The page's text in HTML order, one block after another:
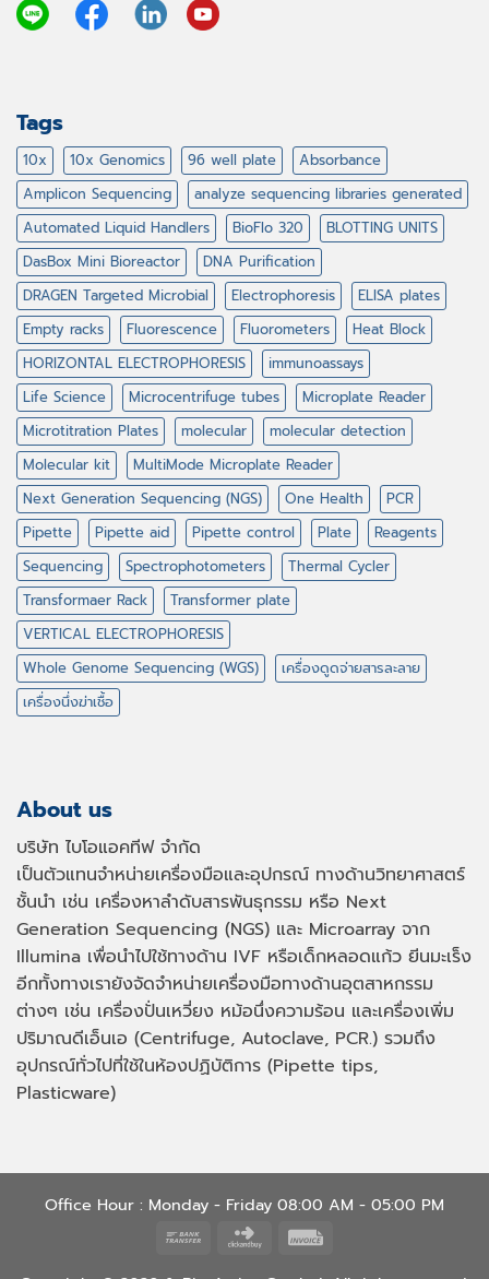
Tags
10x 10x Genomics 96 well plate
Absorbance
Amplicon Sequencing
analyze sequencing libraries generated
Automated Liquid Handlers
BioFlo 320
BLOTTING UNITS
DasBox Mini Bioreactor
DNA Purification
DRAGEN Targeted Microbial
Electrophoresis
ELISA plates
Empty racks
Fluorescence Fluorometers
Heat Block
HORIZONTAL ELECTROPHORESIS
immunoassays
Life Science
Microcentrifuge tubes
Microplate Reader
Microtitration Plates
molecular
molecular detection
Molecular kit
MultiMode Microplate Reader
Next Generation Sequencing (NGS)
One Health
PCR
Pipette
Pipette aid Pipette control Plate
Reagents
Sequencing
Spectrophotometers
Thermal Cycler
Transformaer Rack
Transformer plate
VERTICAL ELECTROPHORESIS
Whole Genome Sequencing (WGS)
เครื่องดูดจ่ายสารละลาย
เครื่องนึ่งฆ่าเชื้อ
About us
บริษัท ไบโอแอคทีฟ จำกัด
เป็นตัวแทนจำหน่ายเครื่องมือและอุปกรณ์ ทางด้านวิทยาศาสตร์
ชั้นนำ เช่น เครื่องหาลำดับสารพันธุกรรม หรือ Next
Generation Sequencing (NGS) และ Microarray จาก
Illumina เพื่อนำไปใช้ทางด้าน IVF หรือเด็กหลอดแก้ว ยีนมะเร็ง
อีกทั้งทางเรายังจัดจำหน่ายเครื่องมือทางด้านอุตสาหกรรม
ต่างๆ เช่น เครื่องปั่นเหวี่ยง หม้อนึ่งความร้อน และเครื่องเพิ่ม
ปริมาณดีเอ็นเอ (Centrifuge, Autoclave, PCR.) รวมถึง
อุปกรณ์ทั่วไปที่ใช้ในห้องปฏิบัติการ (Pipette tips,
Plasticware)
Office Hour : Monday - Friday 08:00 AM - 05:00 PM
Bank
Click